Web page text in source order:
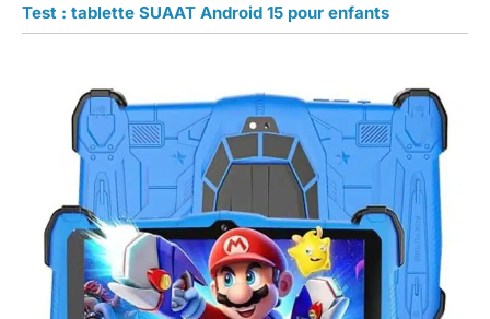
Test : tablette SUAAT Android 15 pour enfants